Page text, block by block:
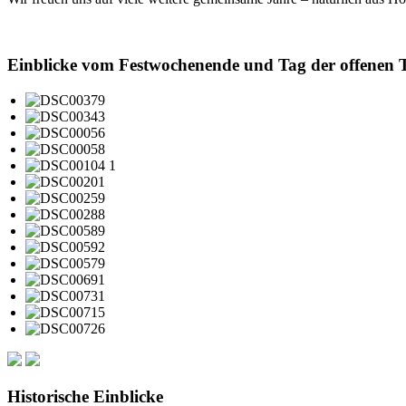
Einblicke vom Festwochenende und Tag der offenen
Historische Einblicke